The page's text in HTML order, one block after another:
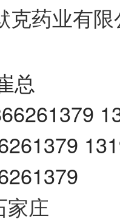
克药业有
总
家庄